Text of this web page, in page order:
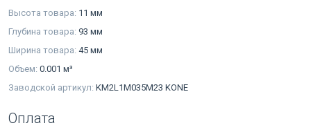
Высота товара: 11 мм
Глубина товара: 93 мм
Ширина товара: 45 мм
Объем: 0.001 м³
Заводской артикул: KM2L1M035M23 KONE
Оплата